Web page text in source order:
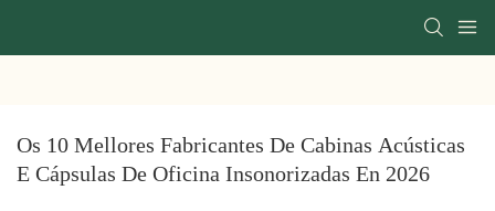
Os 10 Mellores Fabricantes De Cabinas Acústicas
E Cápsulas De Oficina Insonorizadas En 2026